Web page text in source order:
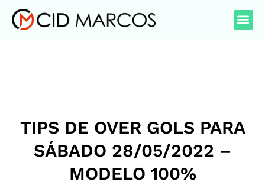
TIPS DE OVER GOLS PARA
SÁBADO 28/05/2022 –
MODELO 100%